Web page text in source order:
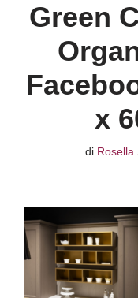
Green
x
di Rosella